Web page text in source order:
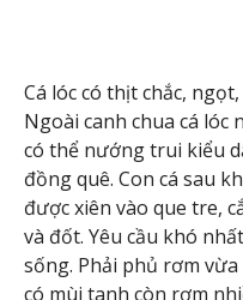
Cá lóc có thịt chắc,
Ngoài canh chua cá lóc
có thể nướng trui kiểu
đồng quê. Con cá sau
được xiên vào que tre,
và đốt. Yêu cầu khó
sống. Phải phủ rơm
có mùi tanh còn rơm